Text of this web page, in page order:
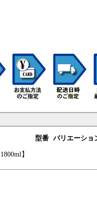
型番 バリエーショ
1800ml】